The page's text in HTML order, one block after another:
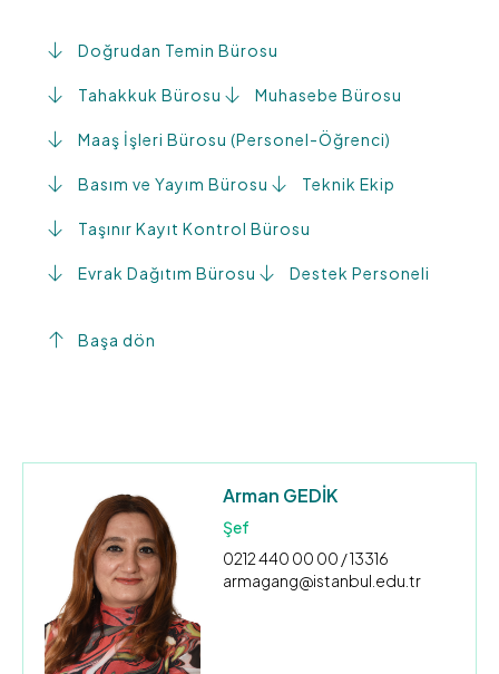
Doğrudan Temin Bürosu
Tahakkuk Bürosu Muhasebe Bürosu
Maaş İşleri Bürosu (Personel-Öğrenci)
Basım ve Yayım Bürosu Teknik Ekip
Taşınır Kayıt Kontrol Bürosu
Evrak Dağıtım Bürosu Destek Personeli
Başa dön
Arman GEDİK
Şef
0212 440 00 00 / 13316
armagang@istanbul.edu.tr